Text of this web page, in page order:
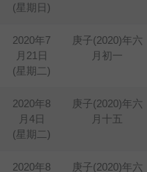
(星期日)
2020年7
月21日
(星期二)
庚子(2020)年六
月初一
2020年8
月4日
(星期二)
庚子(2020)年六
月十五
2020年8
庚子(2020)年六